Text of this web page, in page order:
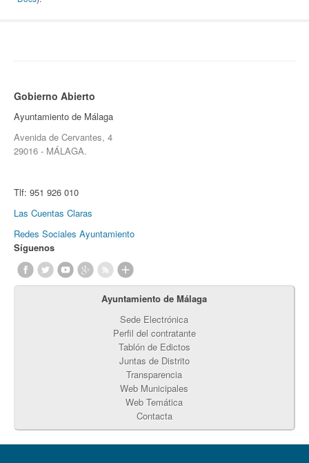
Gobierno Abierto
Ayuntamiento de Málaga
Avenida de Cervantes, 4
29016 - MÁLAGA.
Tlf: 951 926 010
Las Cuentas Claras
Redes Sociales Ayuntamiento
Síguenos
Ayuntamiento de Málaga
Sede Electrónica
Perfil del contratante
Tablón de Edictos
Juntas de Distrito
Transparencia
Web Municipales
Web Temática
Contacta